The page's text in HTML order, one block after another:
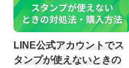
LINE公式アカウントでス
タンプが使えないときの